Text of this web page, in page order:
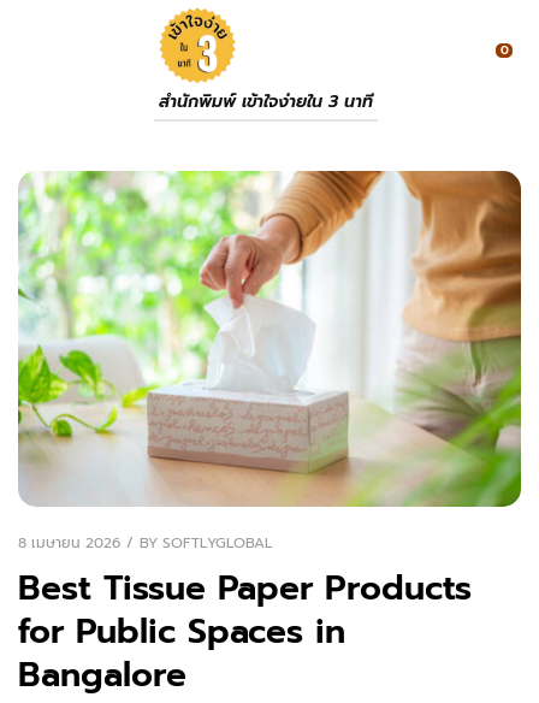
สำนักพิมพ์ เข้าใจง่ายใน 3 นาที
0
8 เมษายน 2026 BY SOFTLYGLOBAL
Best Tissue Paper Products
for Public Spaces in
Bangalore